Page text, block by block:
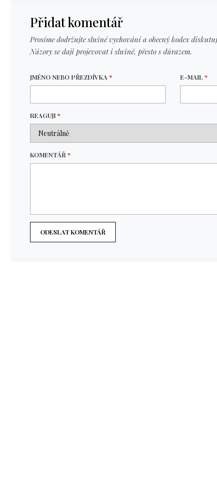
Přidat komentář
Prosíme dodržujte slušné vychování a obecný kodex
Názory se daji projevovat i slušně, přesto s důrazem.
JMÉNO NEBO PŘEZDÍVKA* E-MAIL*
REAGUJI*
KOMENTÁŘ*
ODESLAT KOMENTÁŘ